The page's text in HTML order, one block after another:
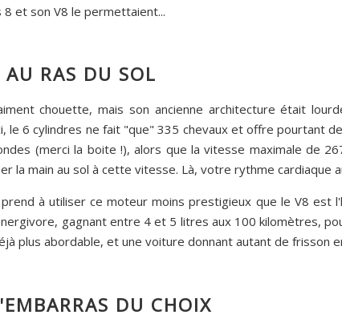
et son V8 le permettaient...
RAS DU SOL
chouette, mais son ancienne architecture était
le 6 cylindres ne fait "que" 335 chevaux et offre pourtant
(merci la boite !), alors que la vitesse maximale de
la main au sol à cette vitesse. Là, votre rythme cardiaque
à utiliser ce moteur moins prestigieux que le V8 est
gagnant entre 4 et 5 litres aux 100 kilomètres,
plus abordable, et une voiture donnant autant de frisson
DU CHOIX